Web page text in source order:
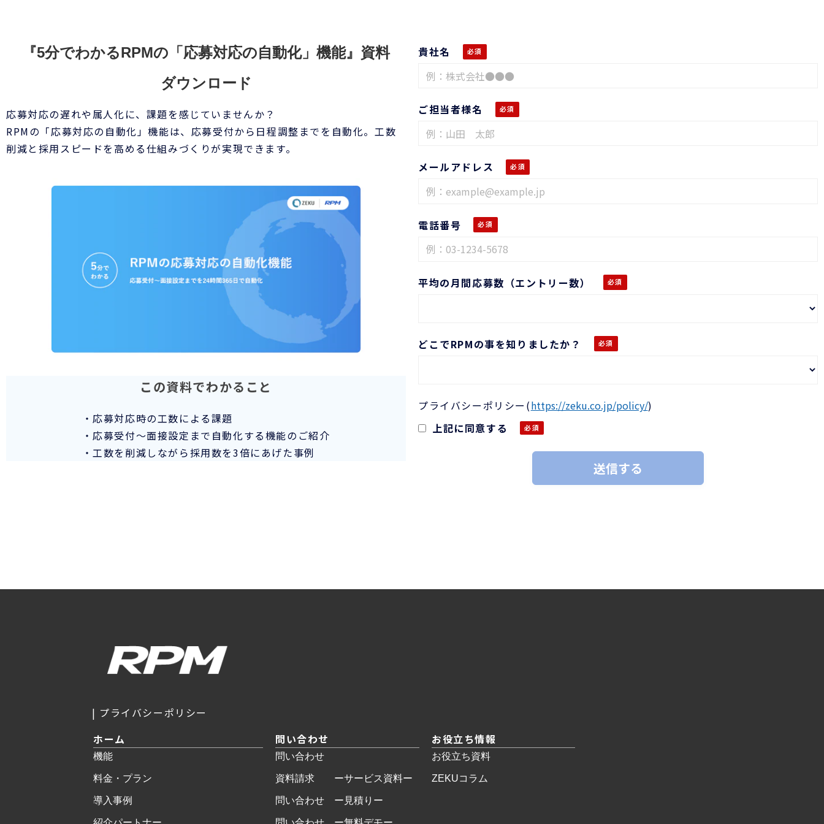
『5分でわかるRPMの「応募対応の自動化」機能』資料
ダウンロード
応募対応の遅れや属人化に、課題を感じていませんか？
RPMの「応募対応の自動化」機能は、応募受付から日程調整までを自動化。工数
削減と採用スピードを高める仕組みづくりが実現できます。
この資料でわかること
・応募対応時の工数による課題
・応募受付～面接設定まで自動化する機能のご紹介
・工数を削減しながら採用数を3倍にあげた事例
貴社名
ご担当者様名
メールアドレス
電話番号
平均の月間応募数（エントリー数）
どこでRPMの事を知りましたか？
プライバシーポリシー (https://zeku.co.jp/policy/)
上記に同意する
プライバシーポリシー
ホーム
機能
料金・プラン
導入事例
問い合わせ
問い合わせ
資料請求 ーサービス資料ー
問い合わせ ー見積りー
お役立ち情報
お役立ち資料
ZEKUコラム